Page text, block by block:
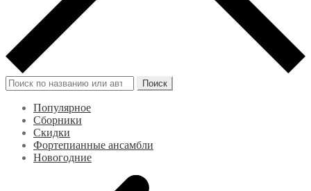
Искать: Поиск
Популярное
Сборники
Скидки
Фортепианные ансамбли
Новогодние